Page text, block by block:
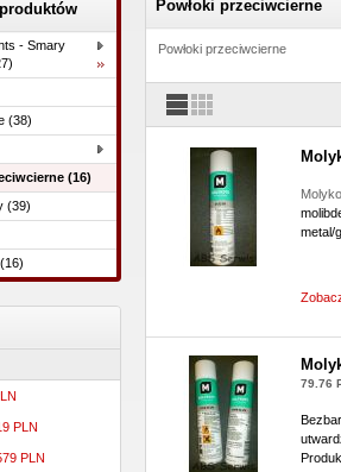
- Smary
(38)
(16)
(39)
PLN
PLN
Powłoki przeciwcierne
Powłoki przeciwcierne
metal/
79.76